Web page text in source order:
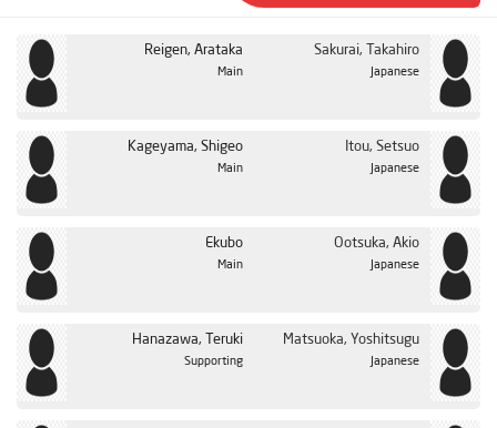
Reigen, Arataka
Main
Sakurai, Takahiro
Japanese
Kageyama, Shigeo
Main
Itou, Setsuo
Japanese
Ekubo
Main
Ootsuka, Akio
Japanese
Hanazawa, Teruki
Supporting
Matsuoka, Yoshitsugu
Japanese